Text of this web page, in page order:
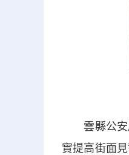
雲縣公安局
實提高街面